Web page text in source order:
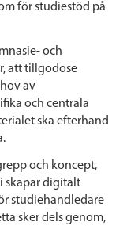
för studiestöd på
och
att tillgodose
av
och centrala
ska efterhand
och koncept,
skapar digitalt
studiehandledare
sker dels genom,